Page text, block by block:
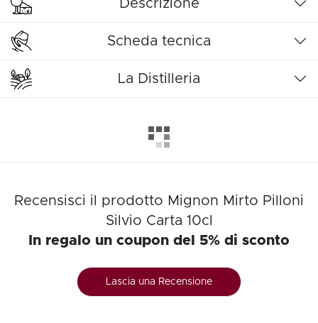
Descrizione
Scheda tecnica
La Distilleria
Recensisci il prodotto Mignon Mirto Pilloni
Silvio Carta 10cl
In regalo un coupon del 5% di sconto
Lascia una Recensione